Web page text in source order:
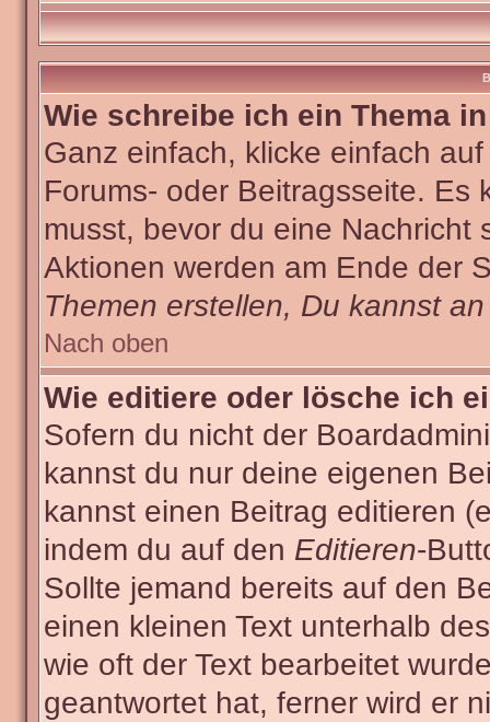
Wie schreibe ich ein Thema
Ganz einfach, klicke einfach
Forums- oder Beitragsseite. Es
musst, bevor du eine
Aktionen werden am Ende der
Themen erstellen, Du kannst
Nach oben
Wie editiere oder lösche ich
Sofern du nicht der
kannst du nur deine eigenen
kannst einen Beitrag editieren
indem du auf den Editieren-
Sollte jemand bereits auf den
einen kleinen Text unterhalb
wie oft der Text bearbeitet
geantwortet hat, ferner wird er